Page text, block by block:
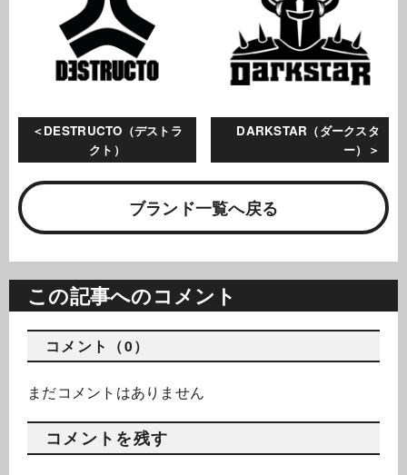
DARKSTAR（ダークスタ
ー）
DESTRUCTO（デストラ
クト）
ブランド一覧へ戻る
この記事へのコメント
コメント（0）
まだコメントはありません
コメントを残す